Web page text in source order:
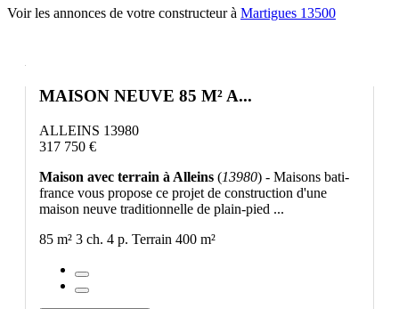
Voir les annonces de votre constructeur à Martigues 13500
MAISON NEUVE 85 M² A...
ALLEINS 13980
317 750 €
Maison avec terrain à Alleins (13980) - Maisons bati-
france vous propose ce projet de construction d'une
maison neuve traditionnelle de plain-pied ...
85 m² 3 ch. 4 p. Terrain 400 m²